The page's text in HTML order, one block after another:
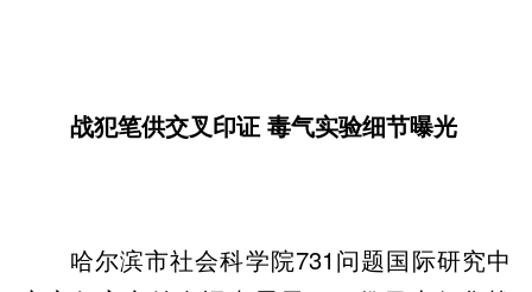
战犯笔供交叉印证 毒气实验细节曝光
哈尔滨市社会科学院731问题国际研究中